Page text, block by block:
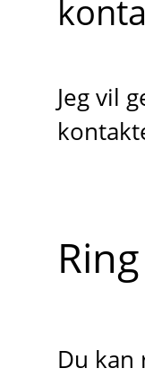
Jeg vil
Du kan